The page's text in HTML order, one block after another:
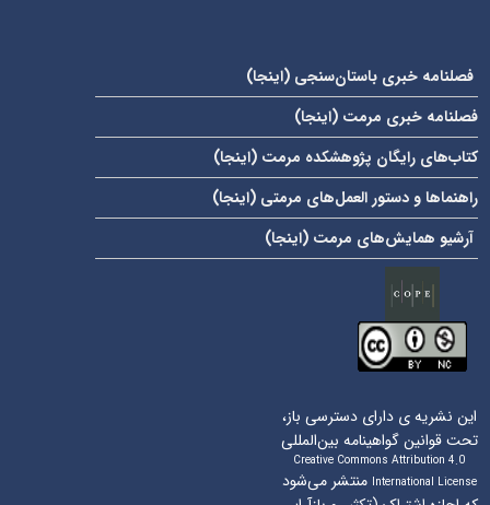
فصلنامه خبری باستان‌سنجی ( اینجا)
فصلنامه خبری مرمت ( اینجا)
کتاب‌های رایگان پژوهشکده مرمت ( اینجا)
راهنماها و دستور العمل‌های مرمتی ( اینجا)
آرشیو همایش‌های مرمت ( اینجا)
این نشریه ی دارای دسترسی باز،
تحت قوانین گواهینامه بین‌المللی
Creative Commons Attribution 4.0
International Licenseمنتشر می‌شود